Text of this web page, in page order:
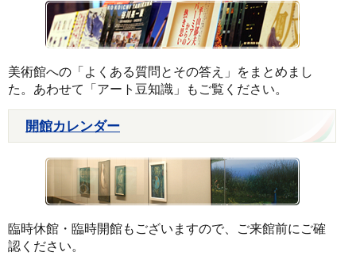
美術館への「よくある質問とその答え」をまとめまし
た。あわせて「アート豆知識」もご覧ください。
開館カレンダー
臨時休館・臨時開館もございますので、ご来館前にご確
認ください。